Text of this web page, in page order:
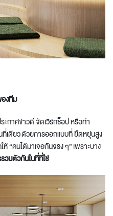
งทีม
กาศข่าวดี จัดเวิร์กช็อป หรือทำ
ที่เดียว ด้วยการออกแบบที่ ยืดหยุ่นสูง
“คนได้มาเจอกันจริง ๆ” เพราะบาง
วมตัวกันในที่ที่ใช่